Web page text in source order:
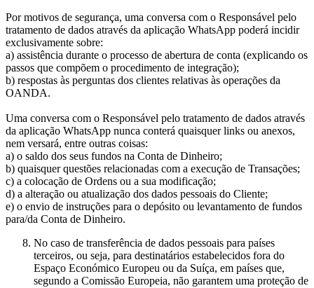
Por motivos de segurança, uma conversa com o Responsável pelo
tratamento de dados através da aplicação WhatsApp poderá incidir
exclusivamente sobre:
a) assistência durante o processo de abertura de conta (explicando os
passos que compõem o procedimento de integração);
b) respostas às perguntas dos clientes relativas às operações da
OANDA.
Uma conversa com o Responsável pelo tratamento de dados através
da aplicação WhatsApp nunca conterá quaisquer links ou anexos,
nem versará, entre outras coisas:
a) o saldo dos seus fundos na Conta de Dinheiro;
b) quaisquer questões relacionadas com a execução de Transações;
c) a colocação de Ordens ou a sua modificação;
d) a alteração ou atualização dos dados pessoais do Cliente;
e) o envio de instruções para o depósito ou levantamento de fundos
para/da Conta de Dinheiro.
No caso de transferência de dados pessoais para países
terceiros, ou seja, para destinatários estabelecidos fora do
Espaço Económico Europeu ou da Suíça, em países que,
segundo a Comissão Europeia, não garantem uma proteção de